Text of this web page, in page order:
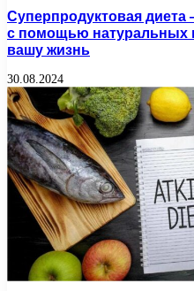
Суперпродуктовая
с помощью натуральных
вашу жизнь
30.08.2024